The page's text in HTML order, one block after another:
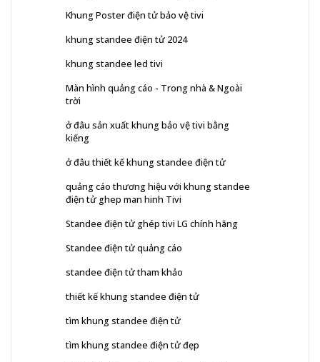
Khung Poster điện tử bảo vệ tivi
khung standee điện tử 2024
khung standee led tivi
Màn hình quảng cáo - Trong nhà & Ngoài
trời
ở đâu sản xuất khung bảo vệ tivi bằng
kiếng
ở đâu thiết kế khung standee điện tử
quảng cáo thương hiệu với khung standee
điện tử ghep man hinh Tivi
Standee điện tử ghép tivi LG chính hãng
Standee điện tử quảng cáo
standee điện tử tham khảo
thiết kế khung standee điện tử
tìm khung standee điện tử
tìm khung standee điện tử đẹp